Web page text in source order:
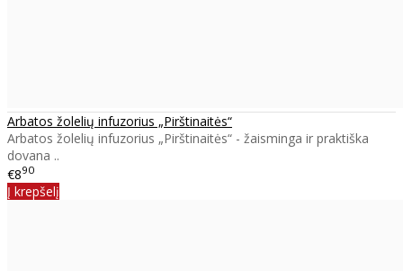
Arbatos žolelių infuzorius „Pirštinaitės“
Arbatos žolelių infuzorius „Pirštinaitės“ - žaisminga ir praktiška
dovana ..
€890
Į krepšelį